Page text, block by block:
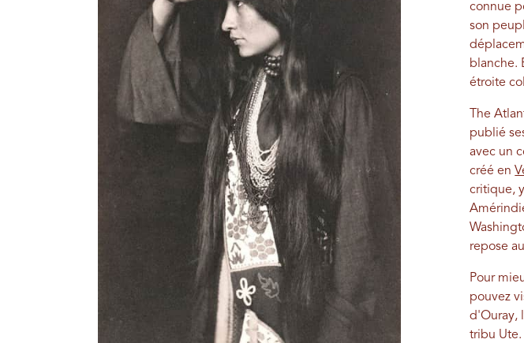
connue
son
blanche.
étroite
The
publié
avec un
créé en
critique,
repose
Pour
pouvez
d'Ouray,
tribu Ute.